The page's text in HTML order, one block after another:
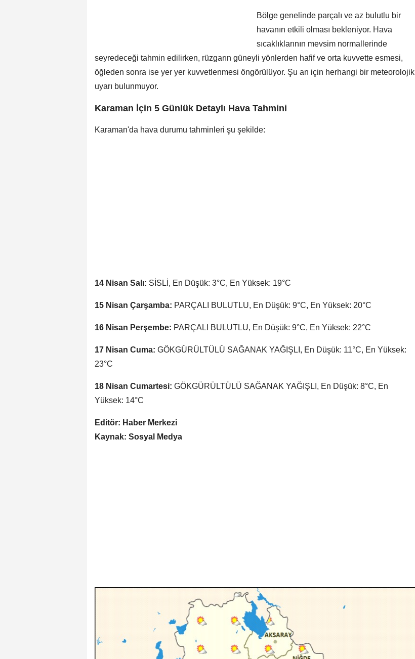
Bölge genelinde parçalı ve az bulutlu bir
havanın etkili olması bekleniyor. Hava
sıcaklıklarının mevsim normallerinde
seyredeceği tahmin edilirken, rüzgarın güneyli yönlerden hafif ve orta kuvvette esmesi,
öğleden sonra ise yer yer kuvvetlenmesi öngörülüyor. Şu an için herhangi bir meteorolojik
uyarı bulunmuyor.
Karaman İçin 5 Günlük Detaylı Hava Tahmini
Karaman'da hava durumu tahminleri şu şekilde:
14 Nisan Salı: SİSLİ, En Düşük: 3°C, En Yüksek: 19°C
15 Nisan Çarşamba: PARÇALI BULUTLU, En Düşük: 9°C, En Yüksek: 20°C
16 Nisan Perşembe: PARÇALI BULUTLU, En Düşük: 9°C, En Yüksek: 22°C
17 Nisan Cuma: GÖKGÜRÜLTÜLÜ SAĞANAK YAĞIŞLI, En Düşük: 11°C, En Yüksek:
23°C
18 Nisan Cumartesi: GÖKGÜRÜLTÜLÜ SAĞANAK YAĞIŞLI, En Düşük: 8°C, En
Yüksek: 14°C
Editör: Haber Merkezi
Kaynak: Sosyal Medya